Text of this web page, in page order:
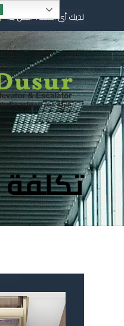
لديك أي أسئلة؟ اتصل بنا!
تكلفة